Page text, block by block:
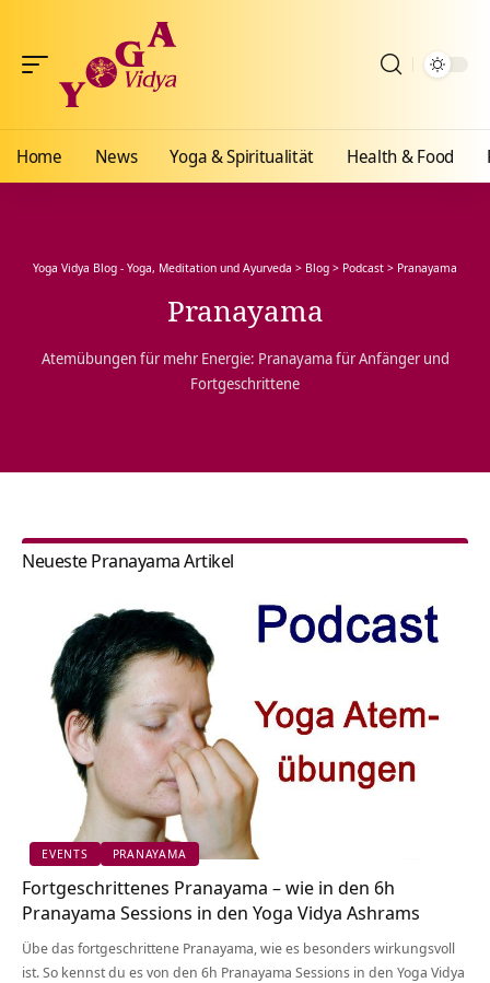
Home News Yoga & Spiritualität Health & Food
Yoga Vidya Blog - Yoga, Meditation und Ayurveda > Blog > Podcast > Pranayama
Pranayama
Atemübungen für mehr Energie: Pranayama für Anfänger und
Fortgeschrittene
Neueste Pranayama Artikel
EVENTS PRANAYAMA
Fortgeschrittenes Pranayama – wie in den 6h
Pranayama Sessions in den Yoga Vidya Ashrams
Übe das fortgeschrittene Pranayama, wie es besonders wirkungsvoll
ist. So kennst du es von den 6h Pranayama Sessions in den Yoga Vidya